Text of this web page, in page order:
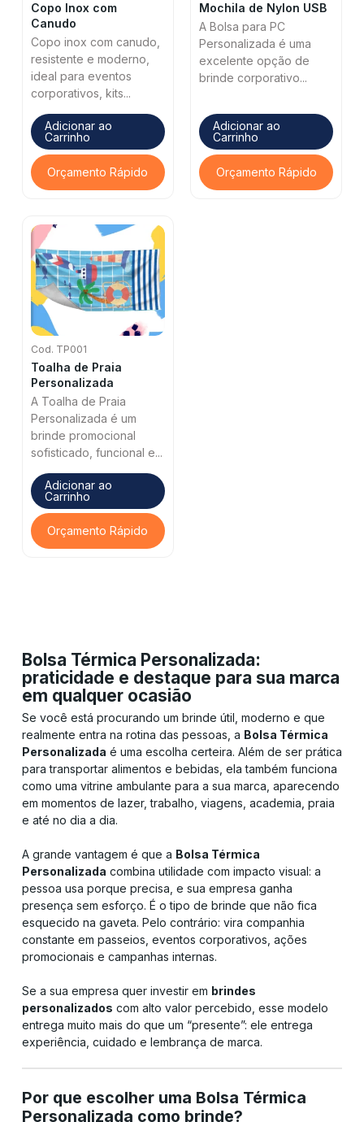
Copo Inox com
Canudo
Copo inox com canudo,
resistente e moderno,
ideal para eventos
corporativos, kits...
Adicionar ao
Carrinho
Orçamento Rápido
Mochila de Nylon USB
A Bolsa para PC
Personalizada é uma
excelente opção de
brinde corporativo...
Adicionar ao
Carrinho
Orçamento Rápido
Cod. TP001
Toalha de Praia
Personalizada
A Toalha de Praia
Personalizada é um
brinde promocional
sofisticado, funcional e...
Adicionar ao
Carrinho
Orçamento Rápido
Bolsa Térmica Personalizada:
praticidade e destaque para sua marca
em qualquer ocasião
Se você está procurando um brinde útil, moderno e que
realmente entra na rotina das pessoas, a Bolsa Térmica
Personalizada é uma escolha certeira. Além de ser prática
para transportar alimentos e bebidas, ela também funciona
como uma vitrine ambulante para a sua marca, aparecendo
em momentos de lazer, trabalho, viagens, academia, praia
e até no dia a dia.
A grande vantagem é que a Bolsa Térmica
Personalizada combina utilidade com impacto visual: a
pessoa usa porque precisa, e sua empresa ganha
presença sem esforço. É o tipo de brinde que não fica
esquecido na gaveta. Pelo contrário: vira companhia
constante em passeios, eventos corporativos, ações
promocionais e campanhas internas.
Se a sua empresa quer investir em brindes
personalizados com alto valor percebido, esse modelo
entrega muito mais do que um “presente”: ele entrega
experiência, cuidado e lembrança de marca.
Por que escolher uma Bolsa Térmica
Personalizada como brinde?